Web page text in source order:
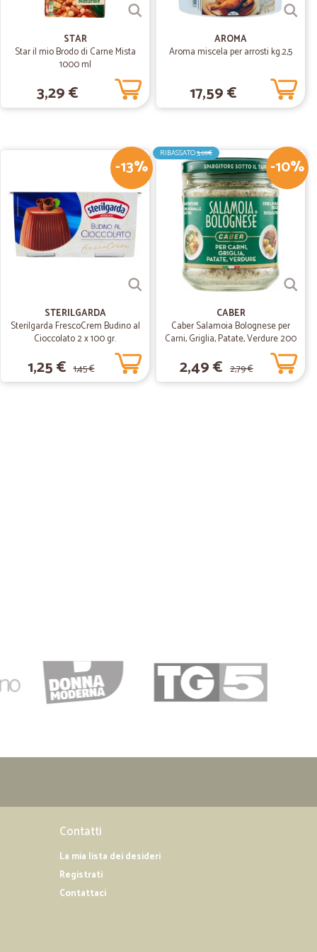
14/07/2020
02/03/2020
06/11/2019
STAR
Star il mio Brodo di Carne Mista
1000 ml
3,29 €
AROMA
Aroma miscela per arrosti kg.2,5
17,59 €
-13%
STERILGARDA
Sterilgarda FrescoCrem Budino al
Cioccolato 2 x 100 gr.
1,25 € 1,45 €
-10%
RIBASSATO3,69€
CABER
Caber Salamoia Bolognese per
Carni, Griglia, Patate, Verdure 200
2,49 € 2,79 €
Contatti
La mia lista dei desideri
Registrati
Contattaci